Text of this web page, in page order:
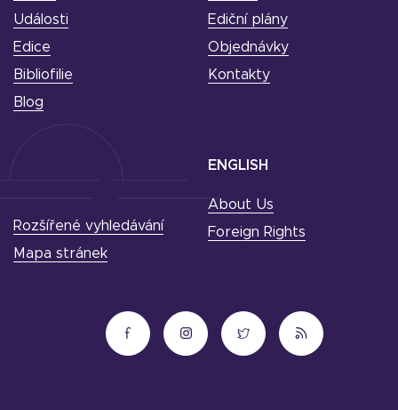
Události
Edice
Bibliofilie
Blog
Ediční plány
Objednávky
Kontakty
ENGLISH
About Us
Foreign Rights
Rozšířené vyhledávání
Mapa stránek